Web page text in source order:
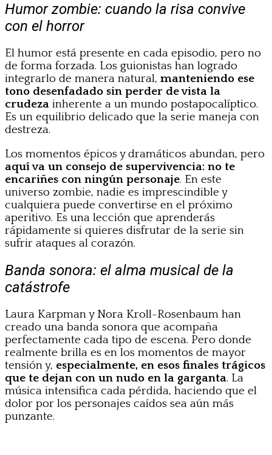
Humor zombie: cuando la risa convive
con el horror
El humor está presente en cada episodio, pero no
de forma forzada. Los guionistas han logrado
integrarlo de manera natural, manteniendo ese
tono desenfadado sin perder de vista la
crudeza inherente a un mundo postapocalíptico.
Es un equilibrio delicado que la serie maneja con
destreza.
Los momentos épicos y dramáticos abundan, pero
aquí va un consejo de supervivencia: no te
encariñes con ningún personaje. En este
universo zombie, nadie es imprescindible y
cualquiera puede convertirse en el próximo
aperitivo. Es una lección que aprenderás
rápidamente si quieres disfrutar de la serie sin
sufrir ataques al corazón.
Banda sonora: el alma musical de la
catástrofe
Laura Karpman y Nora Kroll-Rosenbaum han
creado una banda sonora que acompaña
perfectamente cada tipo de escena. Pero donde
realmente brilla es en los momentos de mayor
tensión y, especialmente, en esos finales trágicos
que te dejan con un nudo en la garganta. La
música intensifica cada pérdida, haciendo que el
dolor por los personajes caídos sea aún más
punzante.